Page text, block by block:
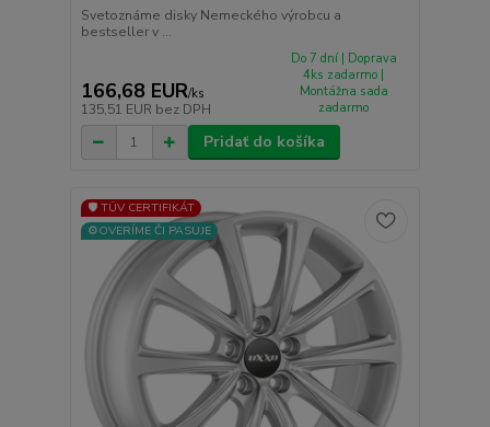
Svetoznáme disky Nemeckého výrobcu a
bestseller v ...
166,68 EUR/ks
135,51 EUR bez DPH
Do 7 dní | Doprava
4ks zadarmo |
Montážna sada
zadarmo
Pridať do košíka
🛡️ TÜV CERTIFIKÁT
⚙️OVERÍME ČI PASUJE